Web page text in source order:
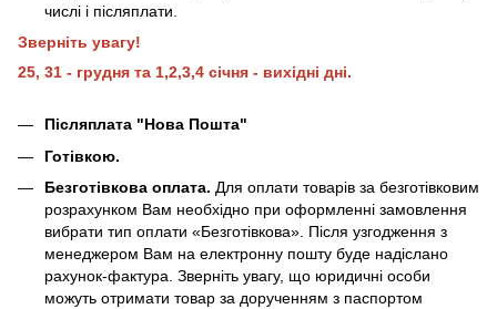
числі і післяплати.
Зверніть увагу!
25, 31 - грудня та 1,2,3,4 січня - вихідні дні.
Післяплата "Нова Пошта"
Готівкою.
Безготівкова оплата. Для оплати товарів за безготівковим
розрахунком Вам необхідно при оформленні замовлення
вибрати тип оплати «Безготівкова». Після узгодження з
менеджером Вам на електронну пошту буде надіслано
рахунок-фактура. Зверніть увагу, що юридичні особи
можуть отримати товар за дорученням з паспортом